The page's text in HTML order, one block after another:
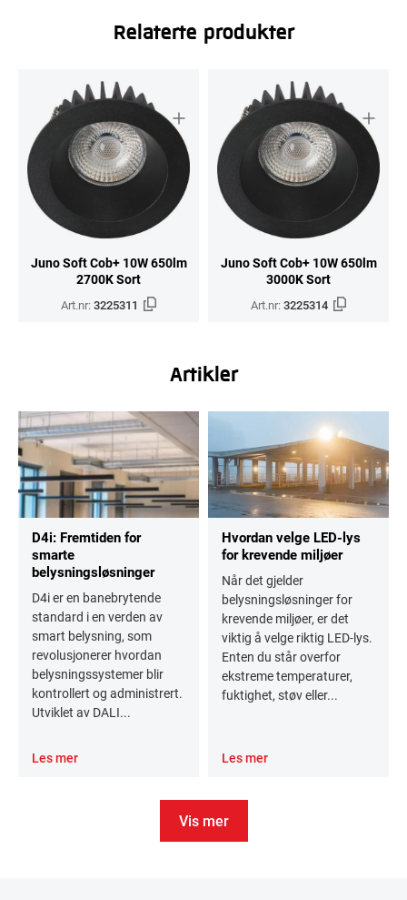
Relaterte produkter
Juno Soft Cob+ 10W 650lm
2700K Sort
Art.nr:3225311
Juno Soft Cob+ 10W 650lm
3000K Sort
Art.nr:3225314
Artikler
D4i: Fremtiden for
smarte
belysningsløsninger
D4i er en banebrytende
standard i en verden av
smart belysning, som
revolusjonerer hvordan
belysningssystemer blir
kontrollert og administrert.
Utviklet av DALI...
Les mer
Hvordan velge LED-lys
for krevende miljøer
Når det gjelder
belysningsløsninger for
krevende miljøer, er det
viktig å velge riktig LED-lys.
Enten du står overfor
ekstreme temperaturer,
fuktighet, støv eller...
Les mer
Vis mer